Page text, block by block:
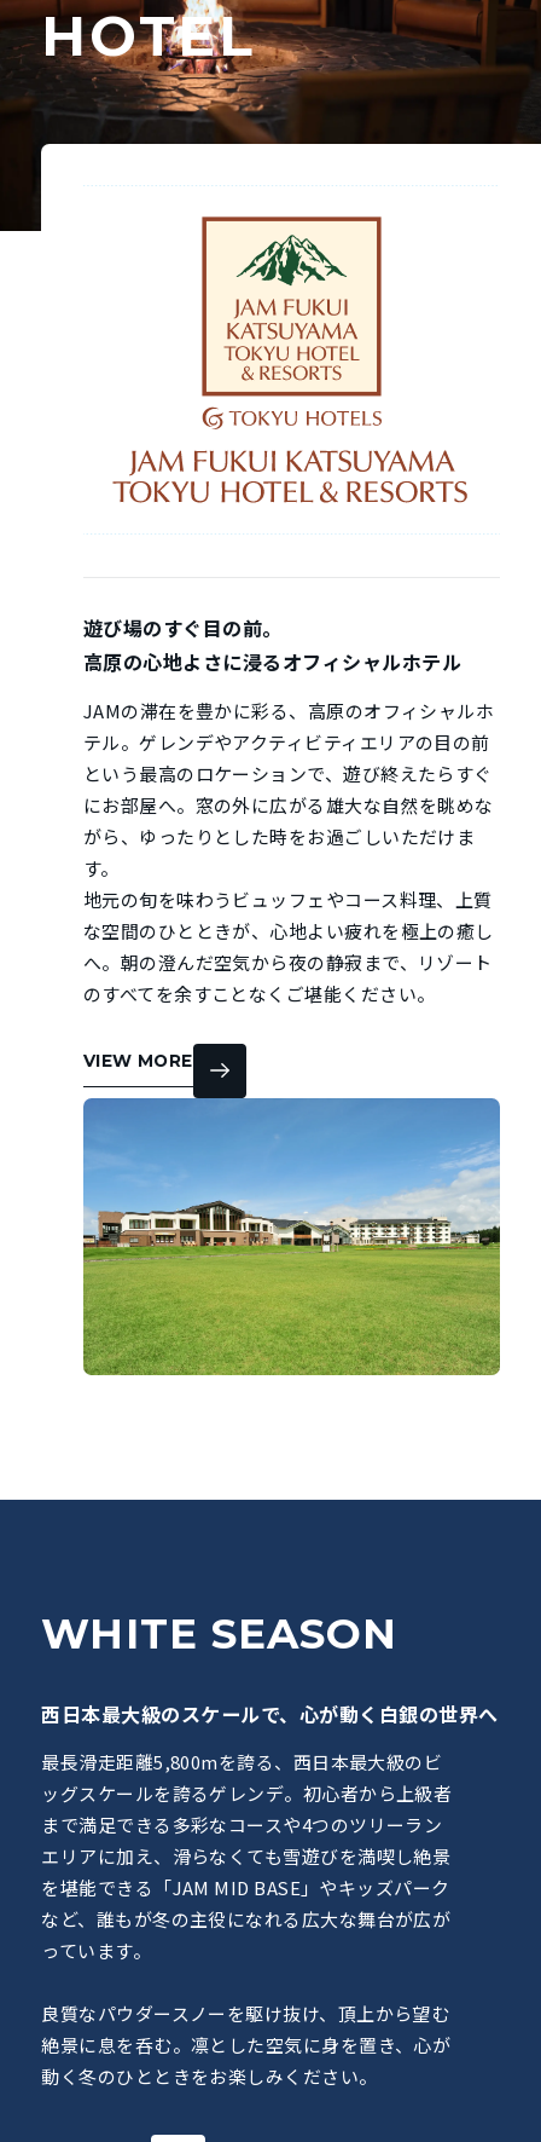
HOTEL
遊び場のすぐ目の前。
高原の心地よさに浸るオフィシャルホテル
JAMの滞在を豊かに彩る、高原のオフィシャルホ
テル。ゲレンデやアクティビティエリアの目の前
という最高のロケーションで、遊び終えたらすぐ
にお部屋へ。窓の外に広がる雄大な自然を眺めな
がら、ゆったりとした時をお過ごしいただけま
す。
地元の旬を味わうビュッフェやコース料理、上質
な空間のひとときが、心地よい疲れを極上の癒し
へ。朝の澄んだ空気から夜の静寂まで、リゾート
のすべてを余すことなくご堪能ください。
VIEW MORE
WHITE SEASON
西日本最大級のスケールで、心が動く白銀の世界へ
最長滑走距離5,800mを誇る、西日本最大級のビ
ッグスケールを誇るゲレンデ。初心者から上級者
まで満足できる多彩なコースや4つのツリーラン
エリアに加え、滑らなくても雪遊びを満喫し絶景
を堪能できる「JAM MID BASE」やキッズパーク
など、誰もが冬の主役になれる広大な舞台が広が
っています。
良質なパウダースノーを駆け抜け、頂上から望む
絶景に息を呑む。凛とした空気に身を置き、心が
動く冬のひとときをお楽しみください。